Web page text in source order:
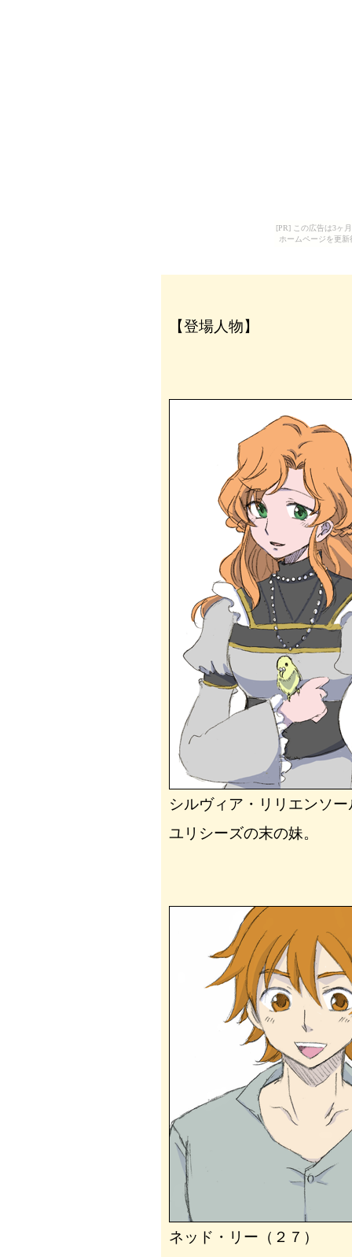
[PR] この広告は3ヶ
ホームページを更
【登場人物】
シルヴィア・リリエンソ
ユリシーズの末の妹。
ネッド・リー（２７）